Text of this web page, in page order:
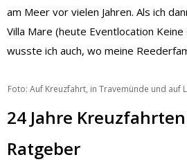
am Meer vor vielen Jahren. Als ich
Villa Mare (heute Eventlocation
wusste ich auch, wo meine
Foto: Auf Kreuzfahrt, in Travemünde und auf
24 Jahre
Ratgeber